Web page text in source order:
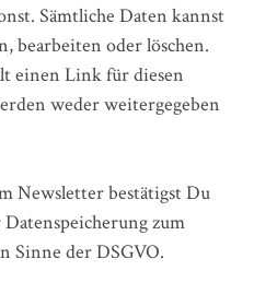
Sämtliche Daten kannst
bearbeiten oder löschen.
einen Link für diesen
weder weitergegeben
Newsletter bestätigst Du
zum
Sinne der DSGVO.